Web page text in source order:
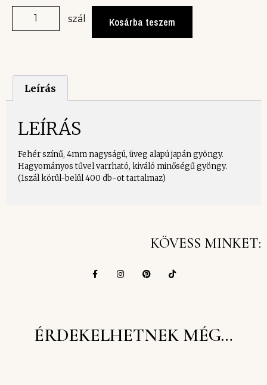
szál Kosárba teszem
Leírás
LEÍRÁS
Fehér színű, 4mm nagyságú, üveg alapú japán gyöngy.
Hagyományos tűvel varrható, kiváló minőségű gyöngy.
(1szál körül-belül 400 db-ot tartalmaz)
KÖVESS MINKET:
ÉRDEKELHETNEK MÉG…